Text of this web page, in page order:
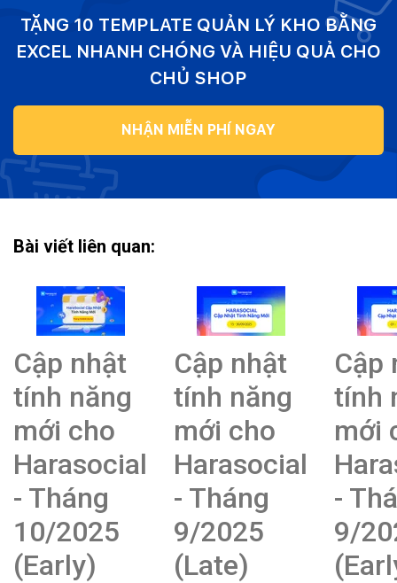
TẶNG 10 TEMPLATE QUẢN LÝ KHO BẰNG
EXCEL NHANH CHÓNG VÀ HIỆU QUẢ CHO
CHỦ SHOP
NHẬN MIỄN PHÍ NGAY
Bài viết liên quan:
Cập nhật
tính năng
mới cho
Harasocial
- Tháng
10/2025
(Early)
Cập nhật
tính năng
mới cho
Harasocial
- Tháng
9/2025
(Late)
Cập
tính
mới
-
9/